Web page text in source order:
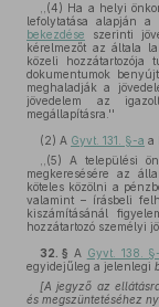
,,(4) Ha a helyi
lefolytatása alapján
bekezdése szerinti
kérelmezőt az általa
közeli hozzátartozója
dokumentumok
meghaladják a
jövedelem az
megállapításra.''
(2) A Gyvt. 131. §-a a
,,(5) A települési
megkeresésére az
köteles közölni a
valamint – írásbeli
kiszámításánál
hozzátartozó személyi
32. § A Gyvt. 138.
egyidejűleg a jelenlegi
[A jegyző az
és megszüntetéséhez